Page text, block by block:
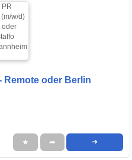
Remote oder Berlin
★ ➦ ➜